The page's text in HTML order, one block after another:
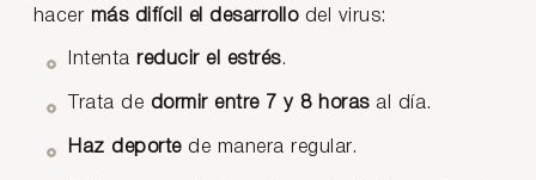
hacer más difícil el desarrollodel virus:
Intenta reducir el estrés.
Trata de dormir entre 7 y 8 horasal día.
Haz deportede manera regular.